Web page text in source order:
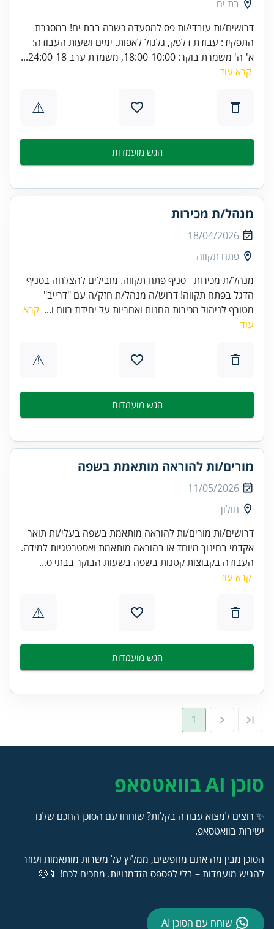
בת ים
דרושים/ות עובדי/ות פס למסעדה כשרה בבת ים! במסגרת
התפקיד: עבודת דלפק, גלגול לאפות. ימים ושעות העבודה:
א'-ה' משמרת בוקר: 18:00-10:00, משמרת ערב 24:00-18...
קרא עוד
⚠
הגש מועמדות
מנהל/ת מכירות
18/04/2026
פתח תקווה
מנהל/ת מכירות - סניף פתח תקווה. מובילים להצלחה בסניף
הדגל בפתח תקווה! דרוש/ה מנהל/ת חזק/ה עם "דרייב"
מטורף לניהול מכירות החנות ואחריות על יחידת רווח ו... קרא
עוד
⚠
הגש מועמדות
מורים/ות להוראה מותאמת בשפה
11/05/2026
חולון
דרושים/ות מורים/ות להוראה מותאמת בשפה בעלי/ות תואר
אקדמי בחינוך מיוחד או בהוראה מותאמת ואסטרטגיות למידה.
העבודה בקבוצות קטנות בשפה בשעות הבוקר בבתי ס...
קרא עוד
⚠
הגש מועמדות
1
סוכן AI בוואטסאפ
✨ רוצים למצוא עבודה בקלות? שוחחו עם הסוכן החכם שלנו
ישירות בוואטסאפ.
הסוכן מבין מה אתם מחפשים, ממליץ על משרות מותאמות ועוזר
להגיש מועמדות – בלי לפספס הזדמנויות. מחכים לכם! 📱😊
שוחח עם הסוכן AI